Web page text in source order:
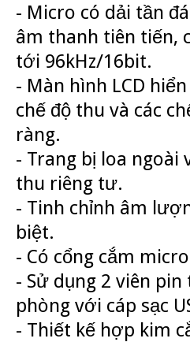
- Micro có dải tần
âm thanh tiên tiến,
tới 96kHz/16bit.
- Màn hình LCD
chế độ thu và các
ràng.
- Trang bị loa ngoài
thu riêng tư.
- Tinh chỉnh âm
biệt.
- Có cổng cắm
- Sử dụng 2 viên
phòng với cáp sạc
- Thiết kế hợp kim